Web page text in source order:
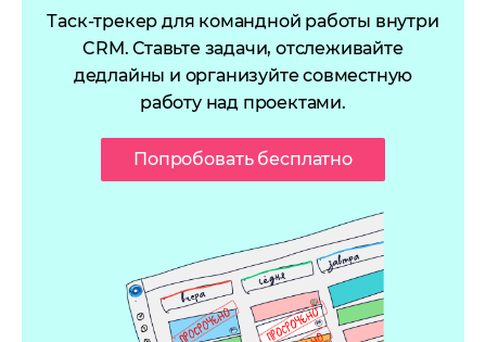
Таск-трекер для командной работы внутри
CRM. Ставьте задачи, отслеживайте
дедлайны и организуйте совместную
работу над проектами.
Попробовать бесплатно